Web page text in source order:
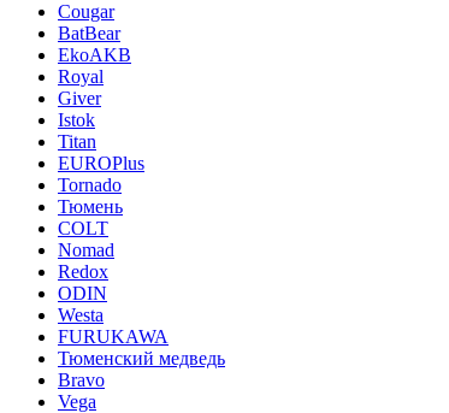
Cougar
BatBear
EkoAKB
Royal
Giver
Istok
Titan
EUROPlus
Tornado
Тюмень
COLT
Nomad
Redox
ODIN
Westa
FURUKAWA
Тюменский медведь
Bravo
Vega